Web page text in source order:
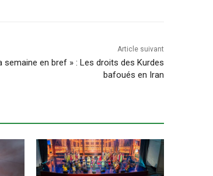
Article suivant
semaine en bref » : Les droits des Kurdes
bafoués en Iran